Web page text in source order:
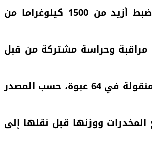
أعلنت الشرطة الوطنية الإسبانية، اليوم الأربعاء، أنه تم، بفضل التعاون مع المديرية العامة لمراقبة التراب الوطني، ضبط أزيد من 1500 كيلوغراما من
هؤلاء الأشخاص الثلاثة واعتراض القارب يوم 12 يناير هو نتيجة مراقبة وحراسة مشتركة من قبل
وأسفرت هذه العملية عن توقيف أفراد الطاقم، والصعود على متن القارب المطاطي وحجز 1564,5 كيلوغرام من الكوكايين منقولة في 64 عبوة، حسب المصدر
تم تفريغ المخدرات ووزنها قبل نقلها إلى